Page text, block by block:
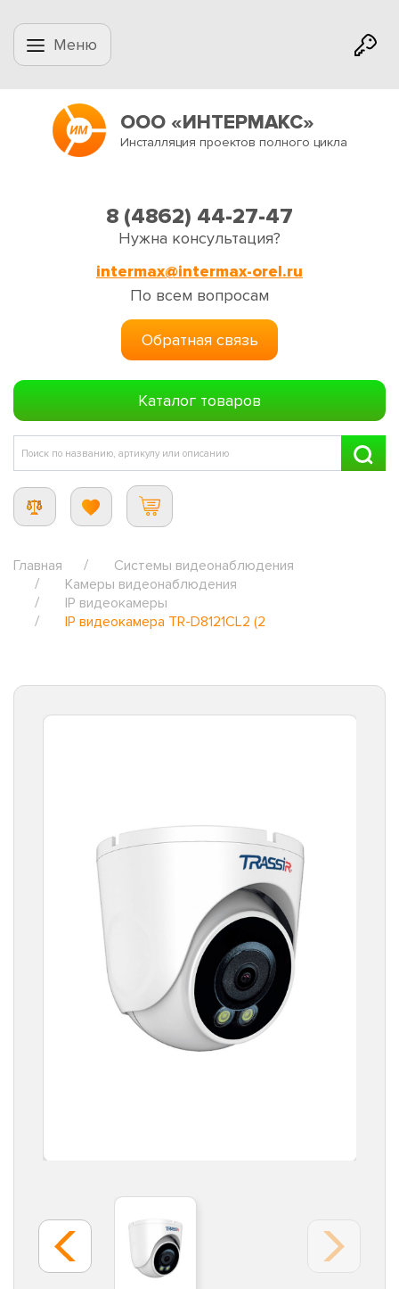
Меню
ООО «ИНТЕРМАКС»
Инсталляция проектов полного цикла
8 (4862) 44-27-47
Нужна консультация?
intermax@intermax-orel.ru
По всем вопросам
Обратная связь
Каталог товаров
Главная
Системы видеонаблюдения
Камеры видеонаблюдения
IP видеокамеры
IP видеокамера TR-D8121CL2 (2